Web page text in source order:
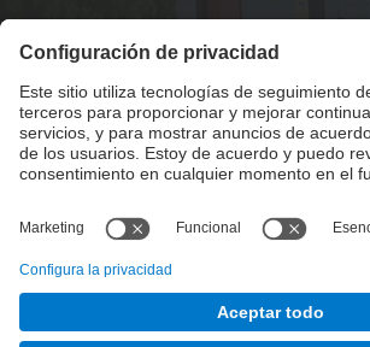
Lista Redes Sociales
© UPCInstituto de Investigación Textil y
Industrial de Terrassa. INTEXTER